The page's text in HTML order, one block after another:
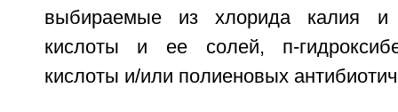
выбираемые из хлорида калия и
кислоты и ее солей, п-
кислоты и/или полиеновых